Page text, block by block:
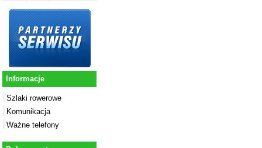
Informacje
Szlaki rowerowe
Komunikacja
Ważne telefony